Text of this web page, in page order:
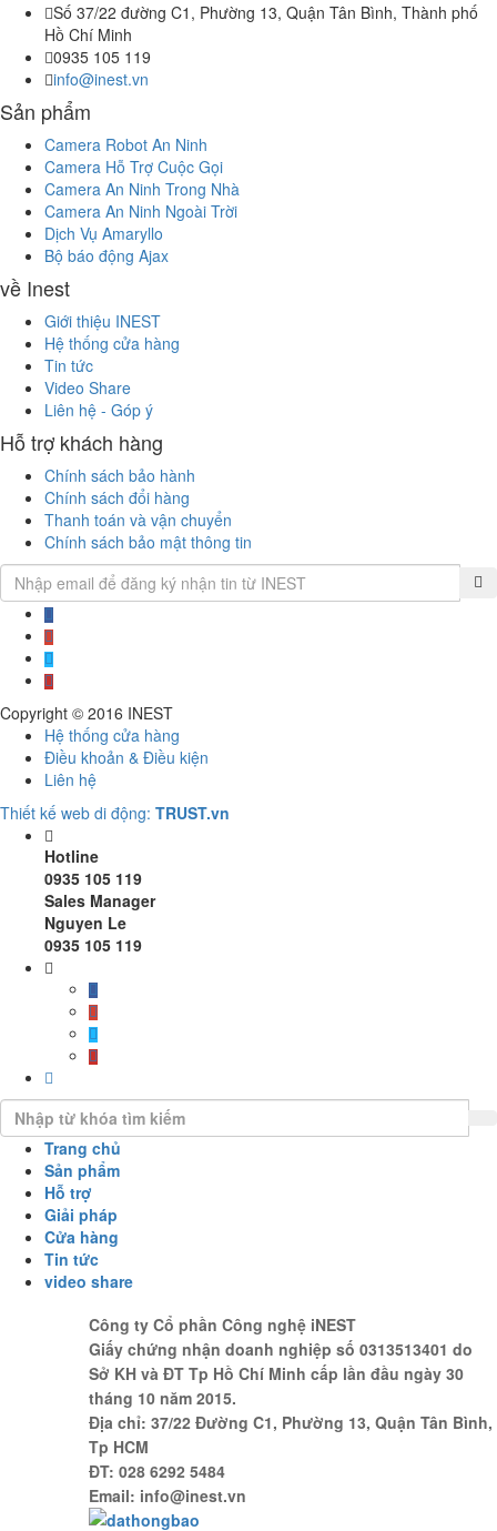
Số 37/22 đường C1, Phường 13, Quận Tân Bình, Thành phố
Hồ Chí Minh
0935 105 119
info@inest.vn
Sản phẩm
Camera Robot An Ninh
Camera Hỗ Trợ Cuộc Gọi
Camera An Ninh Trong Nhà
Camera An Ninh Ngoài Trời
Dịch Vụ Amaryllo
Bộ báo động Ajax
về Inest
Giới thiệu INEST
Hệ thống cửa hàng
Tin tức
Video Share
Liên hệ - Góp ý
Hỗ trợ khách hàng
Chính sách bảo hành
Chính sách đổi hàng
Thanh toán và vận chuyển
Chính sách bảo mật thông tin
Copyright © 2016 INEST
Hệ thống cửa hàng
Điều khoản & Điều kiện
Liên hệ
Thiết kế web di động: TRUST.vn
Hotline
0935 105 119
Sales Manager
Nguyen Le
0935 105 119
Trang chủ
Sản phẩm
Hỗ trợ
Giải pháp
Cửa hàng
Tin tức
video share
Công ty Cổ phần Công nghệ iNEST
Giấy chứng nhận doanh nghiệp số 0313513401 do
Sở KH và ĐT Tp Hồ Chí Minh cấp lần đầu ngày 30
tháng 10 năm 2015.
Địa chỉ: 37/22 Đường C1, Phường 13, Quận Tân Bình,
Tp HCM
ĐT: 028 6292 5484
Email: info@inest.vn